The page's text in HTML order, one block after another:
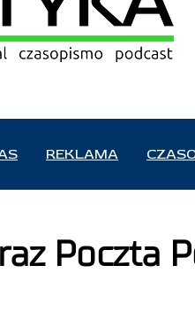
REKLAMA
Poczta